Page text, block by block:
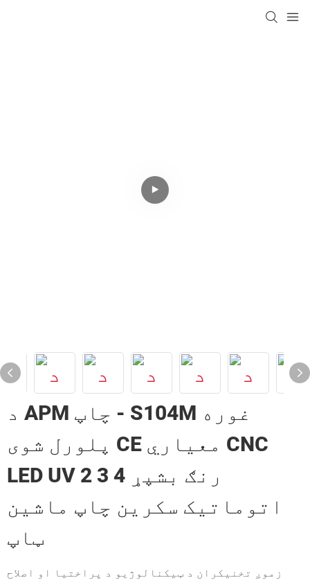
د APM چاپ - S104M غوره
پلورل شوی CE معیاري CNC
LED UV 2 3 4 رنګ بشپړ
اتوماتیک سکرین چاپ ماشین
ټاپ
زموږ تخنیکران د ټیکنالوژیو د پراختیا او اصلاح